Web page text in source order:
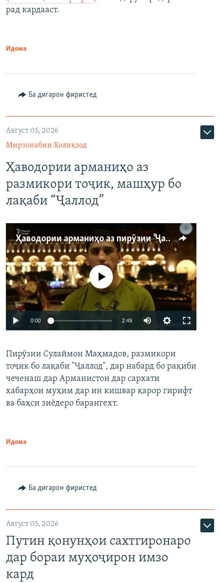
рад кардааст.
Идома
Ба дигарон фиристед
Август 05, 2026
Мирзонабии Холиқзод
Ҳаводории арманиҳо аз
размикори тоҷик, машҳур бо
лақаби “Ҷаллод”
Ҳаводории арманиҳо аз пирӯзии "Ҷаллод"-и тоҷик
Auto 240p 360p 480p
720p 1080p
Феълан кор намекунад
0:00 2:49
360p
480p
Пирӯзии Сулаймон Маҳмадов, размикори
тоҷик бо лақаби "Ҷаллод", дар набард бо рақиби
чеченаш дар Арманистон дар сархати
хабарҳои муҳим дар ин кишвар қарор гирифт
ва баҳси зиёдеро барангехт.
Идома
Ба дигарон фиристед
Август 05, 2026
Путин қонунҳои сахтгиронаро
дар бораи муҳоҷирон имзо
кард